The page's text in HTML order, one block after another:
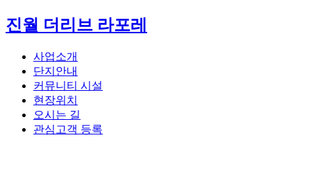
콘
텐
진월 더리브 라포레
사업소개
단지안내
커뮤니티 시설
현장위치
오시는 길
관심고객 등록